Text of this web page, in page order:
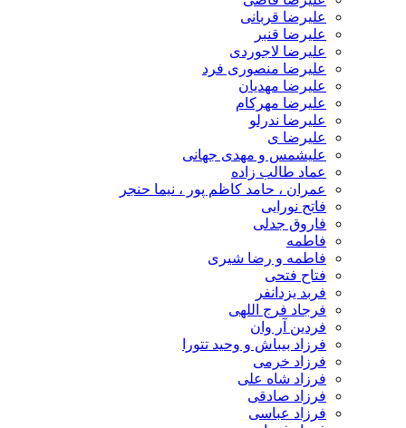
علیرضا قربانی
علیرضا قنبر
علیرضا لاجوردی
علیرضا منصوری فرد
علیرضا مهدیان
علیرضا مهرکام
علیرضا ندرلو
علیرضا ی
علیشمس و مهدی جهانی
عماد طالب زاده
عمران ، حامد کاظم پور ، نیما حنجر
فاتح نورایی
فاروق جدلی
فاطمه
فاطمه و رضا شیری
فتاح فتحی
فربد یزدانفر
فرجاد فرج اللهی
فردین آر وان
فرزاد بیباش و وحید تتورا
فرزاد خرمی
فرزاد شاه علی
فرزاد صادقی
فرزاد عباسی